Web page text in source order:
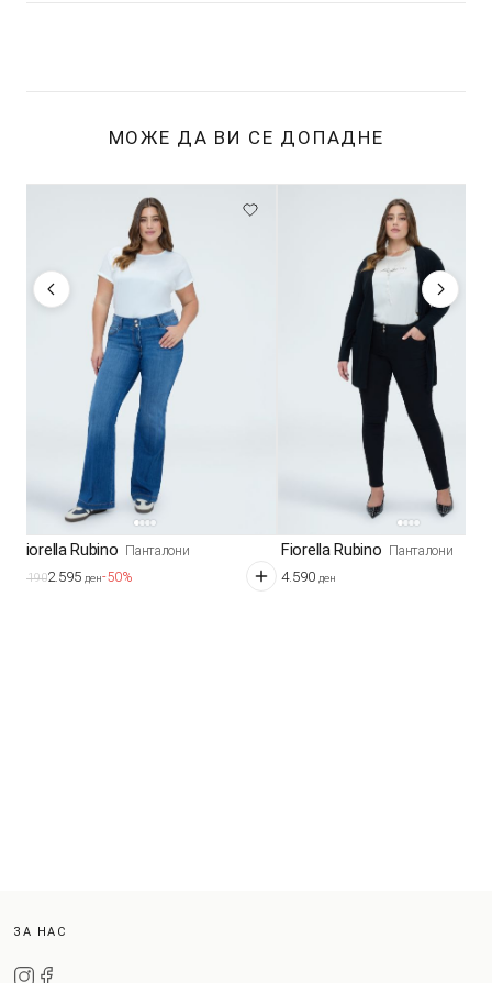
МОЖЕ ДА ВИ СЕ ДОПАДНЕ
Fiorella Rubino Панталони
5.1902.595 ден-50%
Fiorella Rubino Панталони
4.590 ден
ЗА НАС